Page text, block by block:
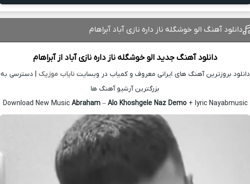
دانلود آهنگ الو خوشگله ناز داره نازی آباد آبراهام
دانلود آهنگ جدید الو خوشگله ناز داره نازی آباد ازآبراهام
دانلود بروزترین آهنگ های ایرانی معروف و کمیاب در وبسایتنایاب موزیک | دسترسی به
بزرگترین آرشیو آهنگ ها
Download New Music Abraham– Alo Khoshgele Naz Demo+ lyric Nayabmusic